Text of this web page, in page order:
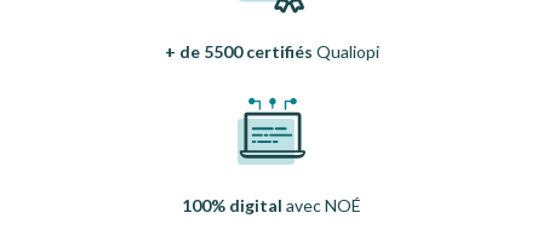
+ de 5500 certifiés Qualiopi
100% digital avec NOÉ